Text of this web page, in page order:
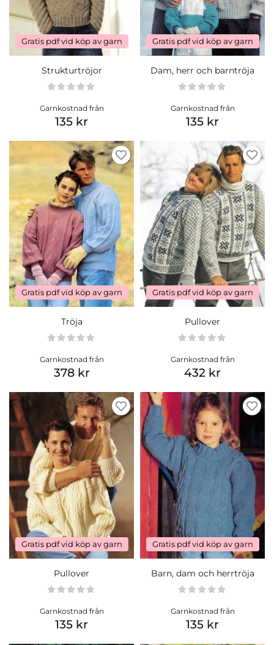
Gratis pdf vid köp av garn
Strukturtröjor
Garnkostnad från
135 kr
Gratis pdf vid köp av garn
Dam, herr och barntröja
Garnkostnad från
135 kr
Gratis pdf vid köp av garn
Tröja
Garnkostnad från
378 kr
Gratis pdf vid köp av garn
Pullover
Garnkostnad från
432 kr
Gratis pdf vid köp av garn
Pullover
Garnkostnad från
135 kr
Gratis pdf vid köp av garn
Barn, dam och herrtröja
Garnkostnad från
135 kr